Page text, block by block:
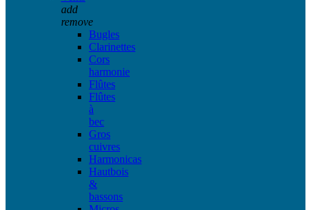
add
remove
Bugles
Clarinettes
Cors
harmonie
Flûtes
Flûtes
à
bec
Gros
cuivres
Harmonicas
Hautbois
&
bassons